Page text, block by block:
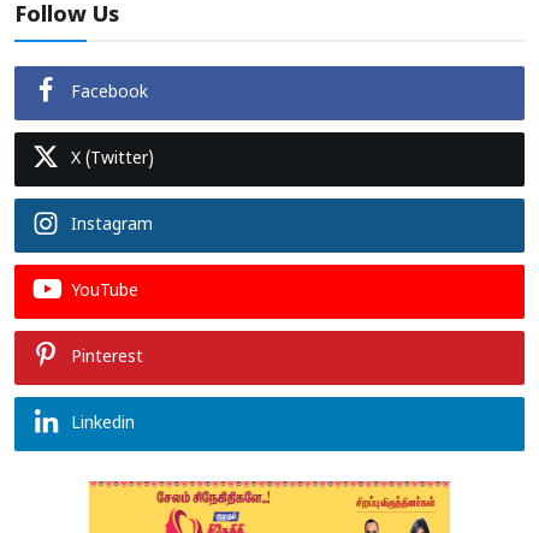
Follow Us
Facebook
X (Twitter)
Instagram
YouTube
Pinterest
Linkedin